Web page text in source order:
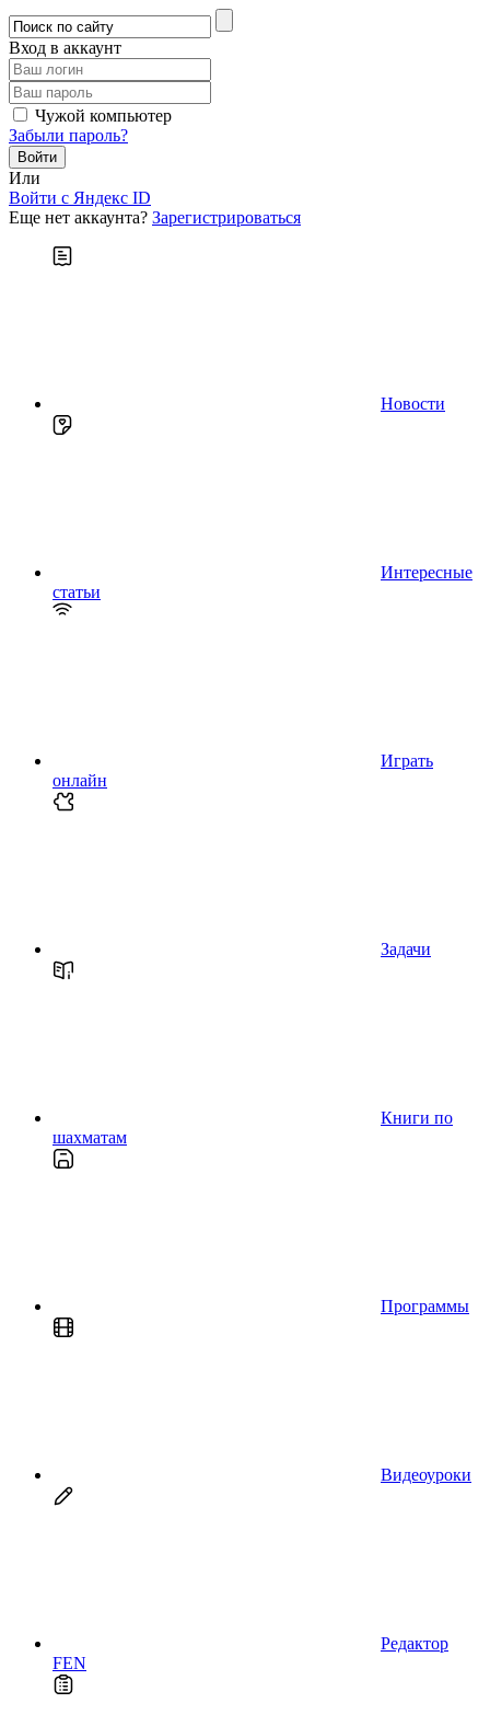
Вход в аккаунт
Чужой компьютер
Забыли пароль?
Или
Войти c Яндекс ID
Еще нет аккаунта? Зарегистрироваться
Новости
Интересные
статьи
Играть
онлайн
Задачи
Книги по
шахматам
Программы
Видеоуроки
Редактор
FEN